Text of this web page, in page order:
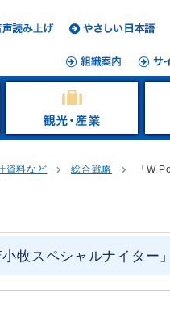
資料など 総合戦略
「W
牧スペシャルナイター